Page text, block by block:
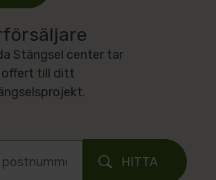
Stängsel center tar
offert till ditt
HITTA